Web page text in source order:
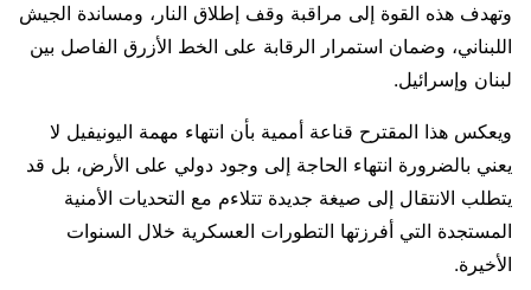
وتهدف هذه القوة إلى مراقبة وقف إطلاق النار، ومساندة الجيش
اللبناني، وضمان استمرار الرقابة على الخط الأزرق الفاصل بين
لبنان وإسرائيل.
ويعكس هذا المقترح قناعة أممية بأن انتهاء مهمة اليونيفيل لا
يعني بالضرورة انتهاء الحاجة إلى وجود دولي على الأرض، بل قد
يتطلب الانتقال إلى صيغة جديدة تتلاءم مع التحديات الأمنية
المستجدة التي أفرزتها التطورات العسكرية خلال السنوات
الأخيرة.